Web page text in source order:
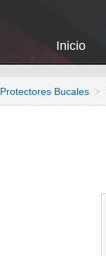
Inicio
Protectores Bucales